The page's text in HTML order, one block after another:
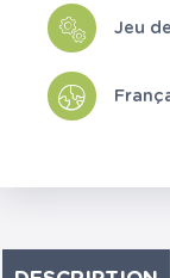
Jeu